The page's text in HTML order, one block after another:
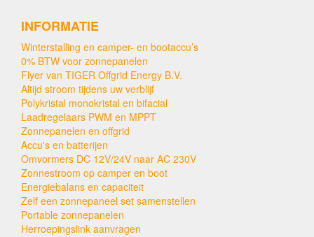
INFORMATIE
Winterstalling en camper- en bootaccu’s
0% BTW voor zonnepanelen
Flyer van TIGER Offgrid Energy B.V.
Altijd stroom tijdens uw verblijf
Polykristal monokristal en bifacial
Laadregelaars PWM en MPPT
Zonnepanelen en offgrid
Accu's en batterijen
Omvormers DC 12V/24V naar AC 230V
Zonnestroom op camper en boot
Energiebalans en capaciteit
Zelf een zonnepaneel set samenstellen
Portable zonnepanelen
Herroepingslink aanvragen